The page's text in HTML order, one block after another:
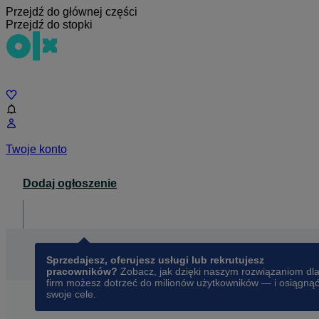
Przejdź do głównej części
Przejdź do stopki
Twoje konto
Dodaj ogłoszenie
Sprzedajesz, oferujesz usługi lub rekrutujesz
pracowników? Zobacz, jak dzięki naszym rozwiązaniom dla
firm możesz dotrzeć do milionów użytkowników — i osiągnąć
swoje cele.